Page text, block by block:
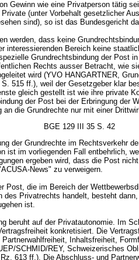
Gewinn wie eine Privatperson tätig
(unter Vorbehalt gesetzlicher
sind), so ist das Bundesgericht
werden, dass keine
interessierenden Bereich keine
Grundrechtsbindung der Post
Rechts ausser Betracht, wie
wird (YVO HANGARTNER,
515 ff.), weil der Gesetzgeber klar
gleich gestellt ist wie ihre private
der Post bei der Erbringung der
die Grundrechte nur mit einer
BGE 129 III 35 S. 42
der Grundrechte im Rechtsverkehr
ist im vorliegenden Fall entbehrlich,
ergeben wird, dass die Post
News" zu verweigern.
Post, die im Bereich der
des Privatrechts handelt, besteht
ist.
beruht auf der Privatautonomie. Im
konkretisiert. Die
Inhaltsfreiheit,
SCHMID/REY, Schweizerisches
613 ff.). Die Abschluss- und